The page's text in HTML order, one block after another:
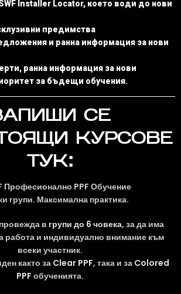
Installer Locator, което води до нови
предимства
и ранна информация за нови
ранна информация за нови
за бъдещи обучения.
СЕ
КУРСОВЕ
ТУК:
Професионално PPF Обучение
групи. Максимална практика.
в групи до 6 човека, за да има
работа и индивидуално внимание към
всеки участник.
както за Clear PPF, така и за Colored
PPF обученията.